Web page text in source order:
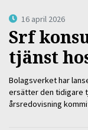
16 april 2026
Srf
tjänst
Bolagsverket har
ersätter den tidigare
årsredovisning